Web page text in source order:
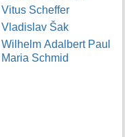
Vitus Scheffer
Vladislav Šak
Wilhelm Adalbert Paul
Maria Schmid